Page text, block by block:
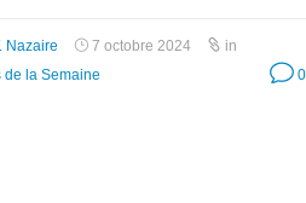
Nazaire 7 octobre 2024
in
de la Semaine
0